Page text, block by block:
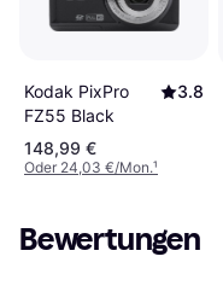
Kodak PixPro
FZ55 Black
3.8
148,99 €
Oder 24,03 €/Mon.¹
Bewertungen